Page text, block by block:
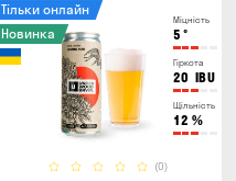
Міцність
5 °
Гіркота
20 IBU
Щільність
12 %
(0)
Тільки онлайн
Новинка